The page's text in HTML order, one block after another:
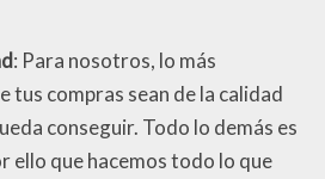
: Para nosotros, lo más
tus compras sean de la calidad
conseguir. Todo lo demás es
ello que hacemos todo lo que